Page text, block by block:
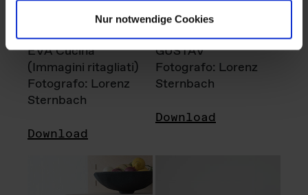
Nur notwendige Cookies
EVA Cucina
(Immagini ritagliati)
Fotografo: Lorenz
Sternbach
Download
GUSTAV
Fotografo: Lorenz
Sternbach
Download